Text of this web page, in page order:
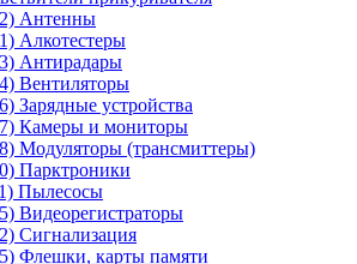
Антенны
Алкотестеры
Антирадары
Вентиляторы
Зарядные устройства
Камеры и мониторы
Модуляторы (трансмиттеры)
Парктроники
Пылесосы
Видеорегистраторы
Сигнализация
Флешки, карты памяти